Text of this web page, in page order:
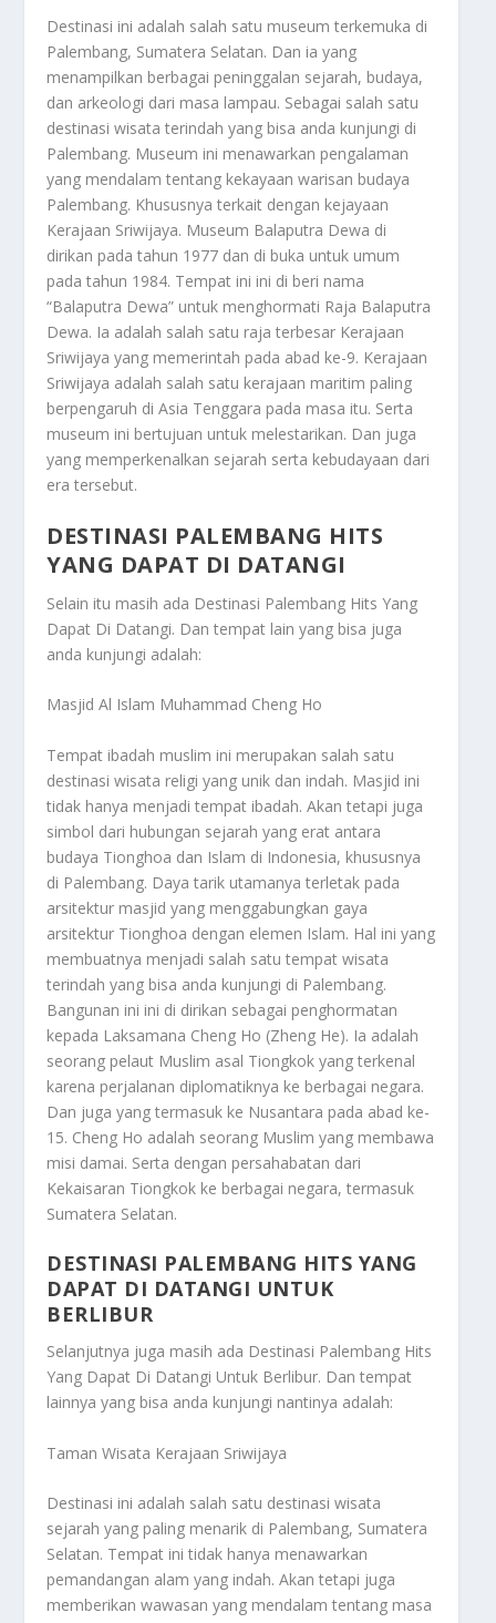
Destinasi ini adalah salah satu museum terkemuka di
Palembang, Sumatera Selatan. Dan ia yang
menampilkan berbagai peninggalan sejarah, budaya,
dan arkeologi dari masa lampau. Sebagai salah satu
destinasi wisata terindah yang bisa anda kunjungi di
Palembang. Museum ini menawarkan pengalaman
yang mendalam tentang kekayaan warisan budaya
Palembang. Khususnya terkait dengan kejayaan
Kerajaan Sriwijaya. Museum Balaputra Dewa di
dirikan pada tahun 1977 dan di buka untuk umum
pada tahun 1984. Tempat ini ini di beri nama
“Balaputra Dewa” untuk menghormati Raja Balaputra
Dewa. Ia adalah salah satu raja terbesar Kerajaan
Sriwijaya yang memerintah pada abad ke-9. Kerajaan
Sriwijaya adalah salah satu kerajaan maritim paling
berpengaruh di Asia Tenggara pada masa itu. Serta
museum ini bertujuan untuk melestarikan. Dan juga
yang memperkenalkan sejarah serta kebudayaan dari
era tersebut.
DESTINASI PALEMBANG HITS
YANG DAPAT DI DATANGI
Selain itu masih ada Destinasi Palembang Hits Yang
Dapat Di Datangi. Dan tempat lain yang bisa juga
anda kunjungi adalah:
Masjid Al Islam Muhammad Cheng Ho
Tempat ibadah muslim ini merupakan salah satu
destinasi wisata religi yang unik dan indah. Masjid ini
tidak hanya menjadi tempat ibadah. Akan tetapi juga
simbol dari hubungan sejarah yang erat antara
budaya Tionghoa dan Islam di Indonesia, khususnya
di Palembang. Daya tarik utamanya terletak pada
arsitektur masjid yang menggabungkan gaya
arsitektur Tionghoa dengan elemen Islam. Hal ini yang
membuatnya menjadi salah satu tempat wisata
terindah yang bisa anda kunjungi di Palembang.
Bangunan ini ini di dirikan sebagai penghormatan
kepada Laksamana Cheng Ho (Zheng He). Ia adalah
seorang pelaut Muslim asal Tiongkok yang terkenal
karena perjalanan diplomatiknya ke berbagai negara.
Dan juga yang termasuk ke Nusantara pada abad ke-
15. Cheng Ho adalah seorang Muslim yang membawa
misi damai. Serta dengan persahabatan dari
Kekaisaran Tiongkok ke berbagai negara, termasuk
Sumatera Selatan.
DESTINASI PALEMBANG HITS YANG
DAPAT DI DATANGI UNTUK
BERLIBUR
Selanjutnya juga masih ada Destinasi Palembang Hits
Yang Dapat Di Datangi Untuk Berlibur. Dan tempat
lainnya yang bisa anda kunjungi nantinya adalah:
Taman Wisata Kerajaan Sriwijaya
Destinasi ini adalah salah satu destinasi wisata
sejarah yang paling menarik di Palembang, Sumatera
Selatan. Tempat ini tidak hanya menawarkan
pemandangan alam yang indah. Akan tetapi juga
memberikan wawasan yang mendalam tentang masa